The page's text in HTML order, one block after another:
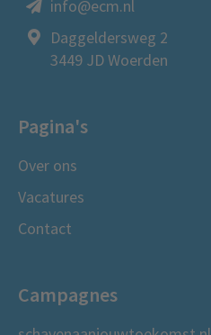
info@ecm.nl
Daggeldersweg 2
3449 JD Woerden
Pagina's
Over ons
Vacatures
Contact
Campagnes